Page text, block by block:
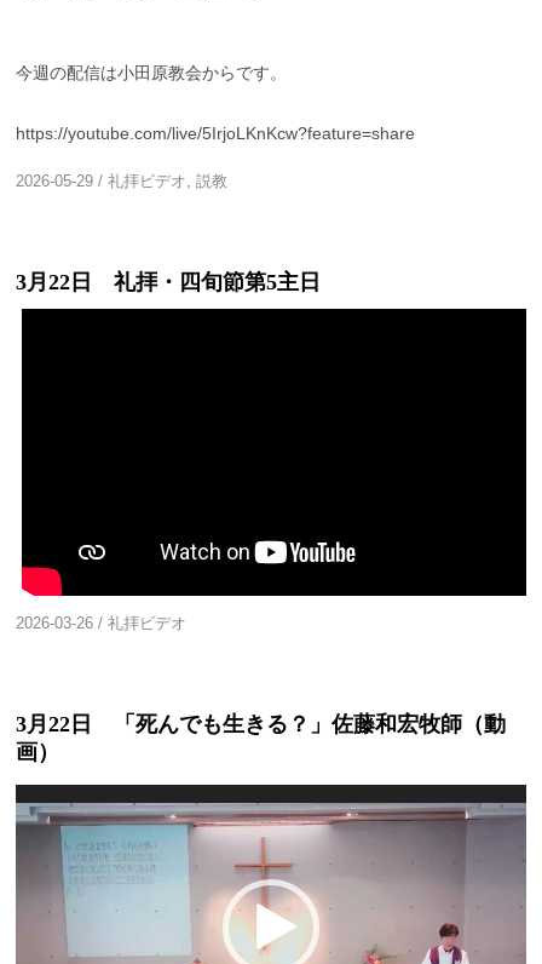
今週の配信は小田原教会からです。
https://youtube.com/live/5IrjoLKnKcw?feature=share
2026-05-29 /礼拝ビデオ ,説教
3月22日 礼拝・四旬節第5主日
2026-03-26 /礼拝ビデオ
3月22日 「死んでも生きる？」佐藤和宏牧師（動
画）
画